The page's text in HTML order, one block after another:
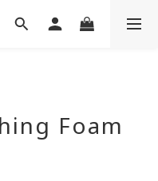
Foam